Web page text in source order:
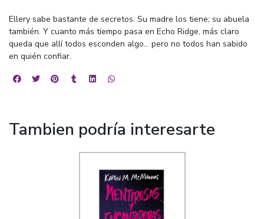
Ellery sabe bastante de secretos. Su madre los tiene; su abuela
también. Y cuanto más tiempo pasa en Echo Ridge, más claro
queda que allí todos esconden algo... pero no todos han sabido
en quién confiar.
Tambien podría interesarte